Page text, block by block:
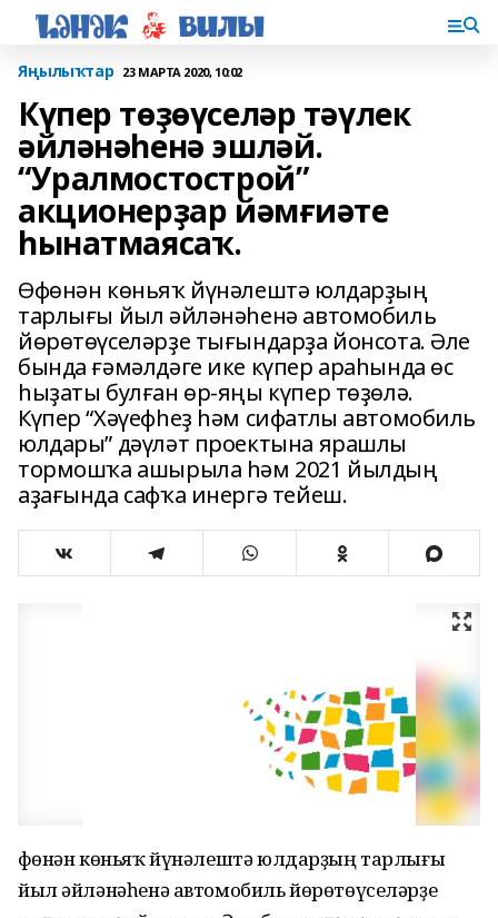
Яңылыҡтар 23 МАРТА 2020, 10:02
Күпер төҙөүселәр тәүлек
әйләнәһенә эшләй.
“Уралмостострой”
акционерҙар йәмғиәте
һынатмаясаҡ.
Өфөнән көньяҡ йүнәлештә юлдарҙың
тарлығы йыл әйләнәһенә автомобиль
йөрөтөүселәрҙе тығындарҙа йонсота. Әле
бында ғәмәлдәге ике күпер араһында өс
һыҙаты булған өр-яңы күпер төҙөлә.
Күпер “Хәүефһеҙ һәм сифатлы автомобиль
юлдары” дәүләт проектына ярашлы
тормошҡа ашырыла һәм 2021 йылдың
аҙағында сафҡа инергә тейеш.
Өфөнән көньяҡ йүнәлештә юлдарҙың тарлығы
йыл әйләнәһенә автомобиль йөрөтөүселәрҙе